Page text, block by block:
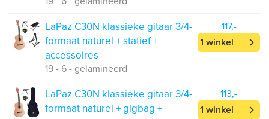
LaPaz C30N klassieke gitaar 3/4-
formaat naturel + statief +
accessoires
19 - 6 - gelamineerd
117,-
1 winkel
LaPaz C30N klassieke gitaar 3/4-
formaat naturel + gigbag +
113,-
1 winkel